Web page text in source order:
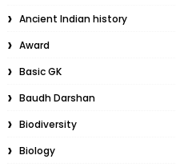
Ancient Indian history
Award
Basic GK
Baudh Darshan
Biodiversity
Biology